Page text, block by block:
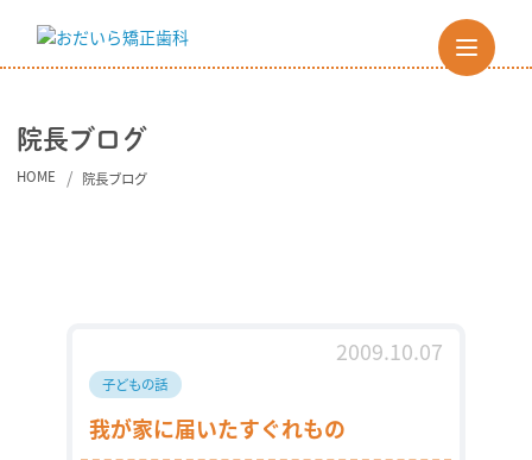
院長ブログ
HOME 院長ブログ
2009.10.07
子どもの話
我が家に届いたすぐれもの